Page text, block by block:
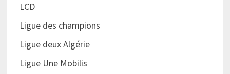
LCD
Ligue des champions
Ligue deux Algérie
Ligue Une Mobilis